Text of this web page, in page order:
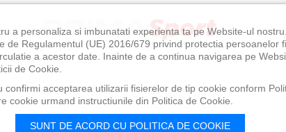
a personaliza si imbunatati experienta ta pe Website-ul
de Regulamentul (UE) 2016/679 privind protectia persoanelor
a acestor date. Inainte de a continua navigarea pe
de Cookie.
acceptarea utilizarii fisierelor de tip cookie conform
cookie urmand instructiunile din Politica de Cookie.
SUNT DE ACORD CU POLITICA DE COOKIE